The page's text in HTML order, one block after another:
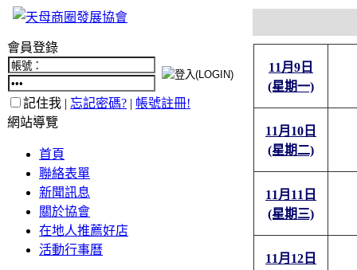
會員登錄
記住我 | 忘記密碼? | 帳號註冊!
網站導覽
首頁
聯絡表單
新聞訊息
關於協會
在地人推薦好店
活動行事曆
11月9日
(星期一)
11月10日
(星期二)
11月11日
(星期三)
11月12日